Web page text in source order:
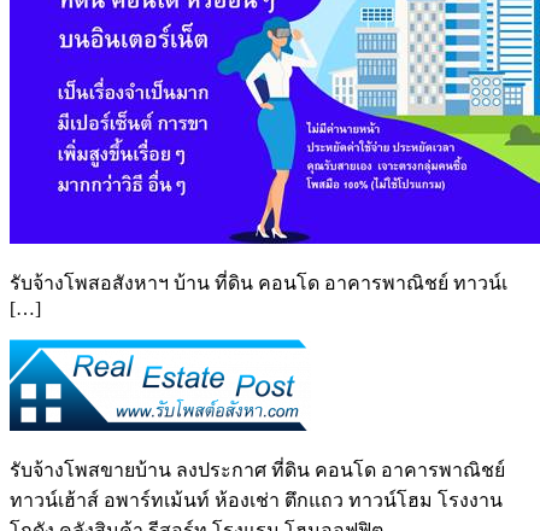
รับจ้างโพสอสังหาฯ บ้าน ที่ดิน คอนโด อาคารพาณิชย์ ทาวน์เ
[…]
รับจ้างโพสขายบ้าน ลงประกาศ ที่ดิน คอนโด อาคารพาณิชย์
ทาวน์เฮ้าส์ อพาร์ทเม้นท์ ห้องเช่า ตึกแถว ทาวน์โฮม โรงงาน